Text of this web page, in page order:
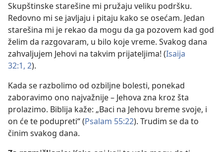
Skupštinske starešine mi pružaju veliku podršku.
Redovno mi se javljaju i pitaju kako se osećam. Jedan
starešina mi je rekao da mogu da ga pozovem kad god
želim da razgovaram, u bilo koje vreme. Svakog dana
zahvaljujem Jehovi na takvim prijateljima! (Isaija
32:1, 2).
Kada se razbolimo od ozbiljne bolesti, ponekad
zaboravimo ono najvažnije – Jehova zna kroz šta
prolazimo. Biblija kaže: „Baci na Jehovu breme svoje, i
on će te podupreti“ (Psalam 55:22). Trudim se da to
činim svakog dana.